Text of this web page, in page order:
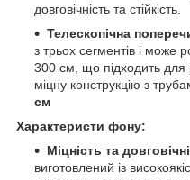
довговічність та стійкість.
Телескопічна
з трьох сегментів і може
300 см, що підходить для
міцну конструкцію з
см
Характеристи фону:
Міцність та
виготовлений із